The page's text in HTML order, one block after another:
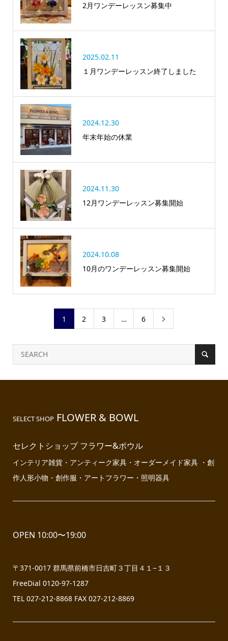
2月ワンデーレッスン募集中
2025.02.11
１月ワンデーレッスン終了しました
2024.12.30
年末年始の休業
2024.11.30
12月ワンデーレッスン募集開始
2024.10.08
10月のワンデーレッスン募集開始
1 2 3 … 6 
SELECT SHOP FLOWER & BOWL
セレクトショップ フラワー&ボウル
インテリア雑貨・アンティーク家具・オーダーメイド家具 ・創
作人形小物・創作服・アートフラワー・照明器具
OPEN 10:00〜19:00
〒371-0017 群馬県前橋市日吉町３丁目４１−１３
FreeDial 0120-97-1287
TEL 027-212-8868 FAX 027-212-8869